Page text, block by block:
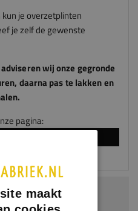
je overzetplinten
je zelf de gewenste
wijonze gegronde
daarna pas te lakken en
pagina:
maakt